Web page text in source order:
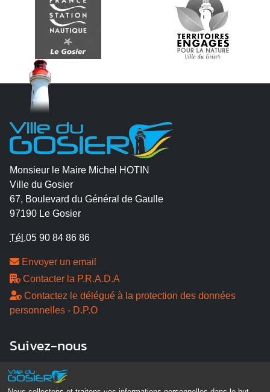
Monsieur le Maire Michel HOTIN
Ville du Gosier
67, Boulevard du Général de Gaulle
97190 Le Gosier
Tél.05 90 84 86 86
Envoyer un email
Contacter la P.R.A.D.A
Contactez le délégué à la protection des données
personnelles - D.P.O
Suivez-nous